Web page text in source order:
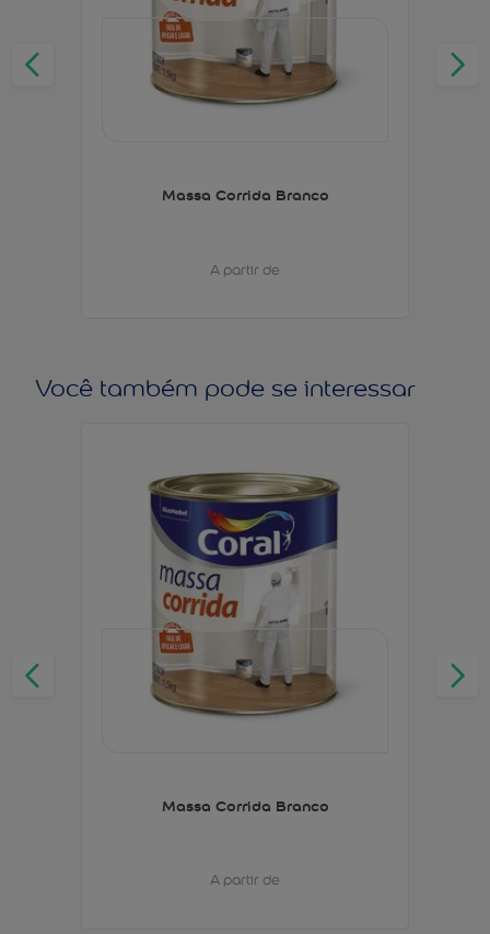
Massa Corrida Branco
A partir de
Você também pode se interessar
Massa Corrida Branco
A partir de